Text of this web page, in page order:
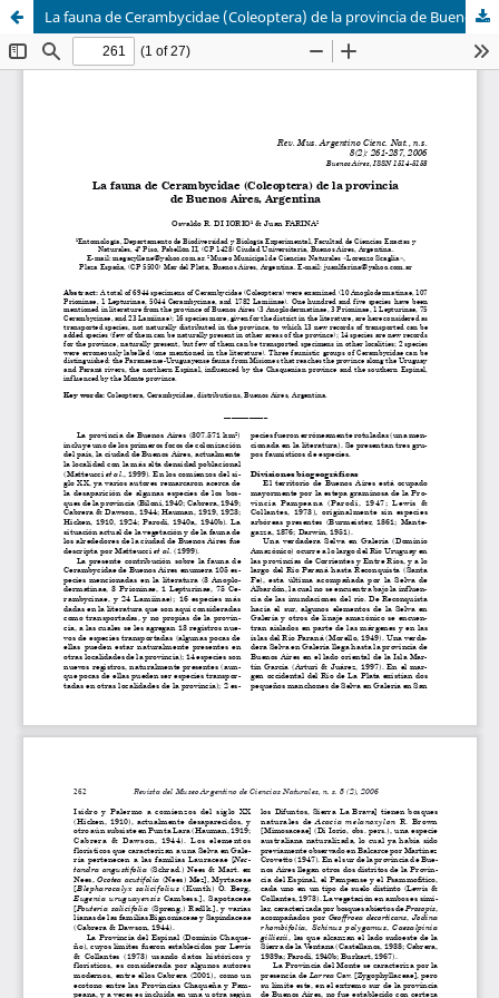
La fauna de Cerambycidae (Coleoptera) de la provincia de Buenos Aires, Argentina